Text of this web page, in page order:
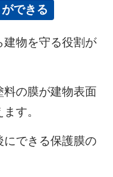
できる
建物を守る役割が
料の膜が建物表面
す。
にできる保護膜の